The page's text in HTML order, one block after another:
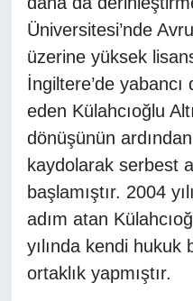
Üniversitesi’nde
üzerine yüksek
İngiltere’de
eden Külahcıoğlu
dönüşünün
kaydolarak serbest
başlamıştır. 2004
adım atan
yılında kendi hukuk
ortaklık yapmıştır.